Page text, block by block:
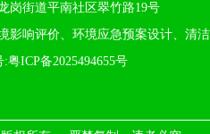
岗街道平南社区翠竹路19号
影响评价、环境应急预案设计、清
:粤ICP备2025494655号